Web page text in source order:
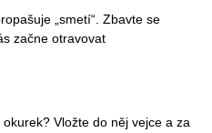
„smetí“. Zbavte se
začne otravovat
Vložte do něj vejce a za